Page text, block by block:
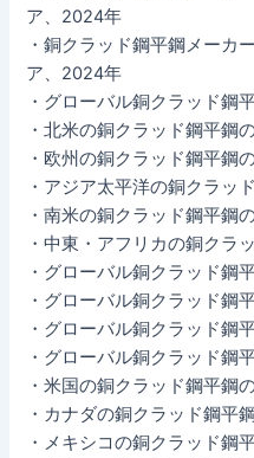
ア、2024年
・銅クラッド鋼平鋼メーカ
ア、2024年
・グローバル銅クラッド鋼
・北米の銅クラッド鋼平鋼
・欧州の銅クラッド鋼平鋼
・アジア太平洋の銅クラッ
・南米の銅クラッド鋼平鋼
・中東・アフリカの銅クラ
・グローバル銅クラッド鋼
・グローバル銅クラッド鋼
・グローバル銅クラッド鋼
・グローバル銅クラッド鋼
・米国の銅クラッド鋼平鋼
・カナダの銅クラッド鋼平
・メキシコの銅クラッド鋼